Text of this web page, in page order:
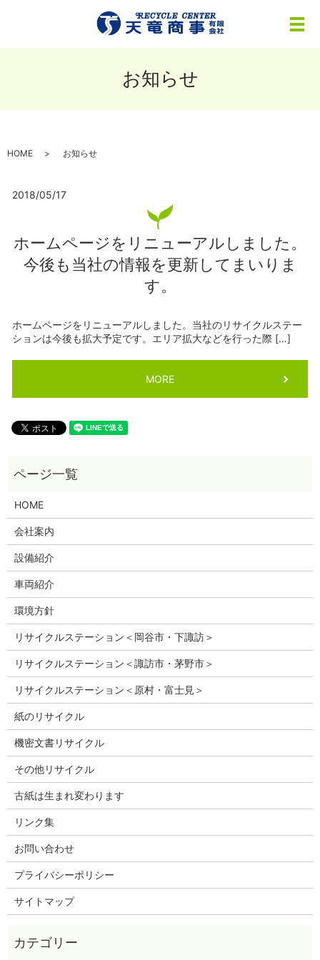
メ
お知らせ
HOME お知らせ
2018/05/17
ホームページをリニューアルしました。
今後も当社の情報を更新してまいりま
す。
ホームページをリニューアルしました。当社のリサイクルステー
ションは今後も拡大予定です。エリア拡大などを行った際 […]
MORE
HOME
会社案内
設備紹介
車両紹介
環境方針
リサイクルステーション＜岡谷市・下諏訪＞
リサイクルステーション＜諏訪市・茅野市＞
リサイクルステーション＜原村・富士見＞
紙のリサイクル
機密文書リサイクル
その他リサイクル
古紙は生まれ変わります
リンク集
お問い合わせ
プライバシーポリシー
サイトマップ